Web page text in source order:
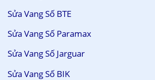
Sửa Vang Số BTE
Sửa Vang Số Paramax
Sửa Vang Số Jarguar
Sửa Vang Số BIK